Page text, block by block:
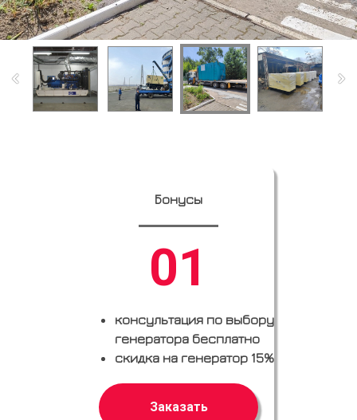
Бонусы
01
консультация по выбору
генератора бесплатно
скидка на генератор 15%
Заказать